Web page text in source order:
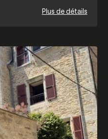
Plus de détails